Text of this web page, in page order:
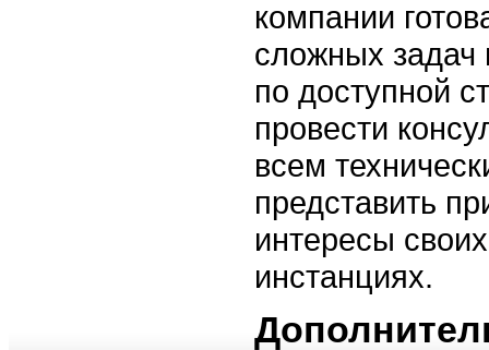
компании
сложных
по доступной
провести
всем
представить
интересы
инстанциях.